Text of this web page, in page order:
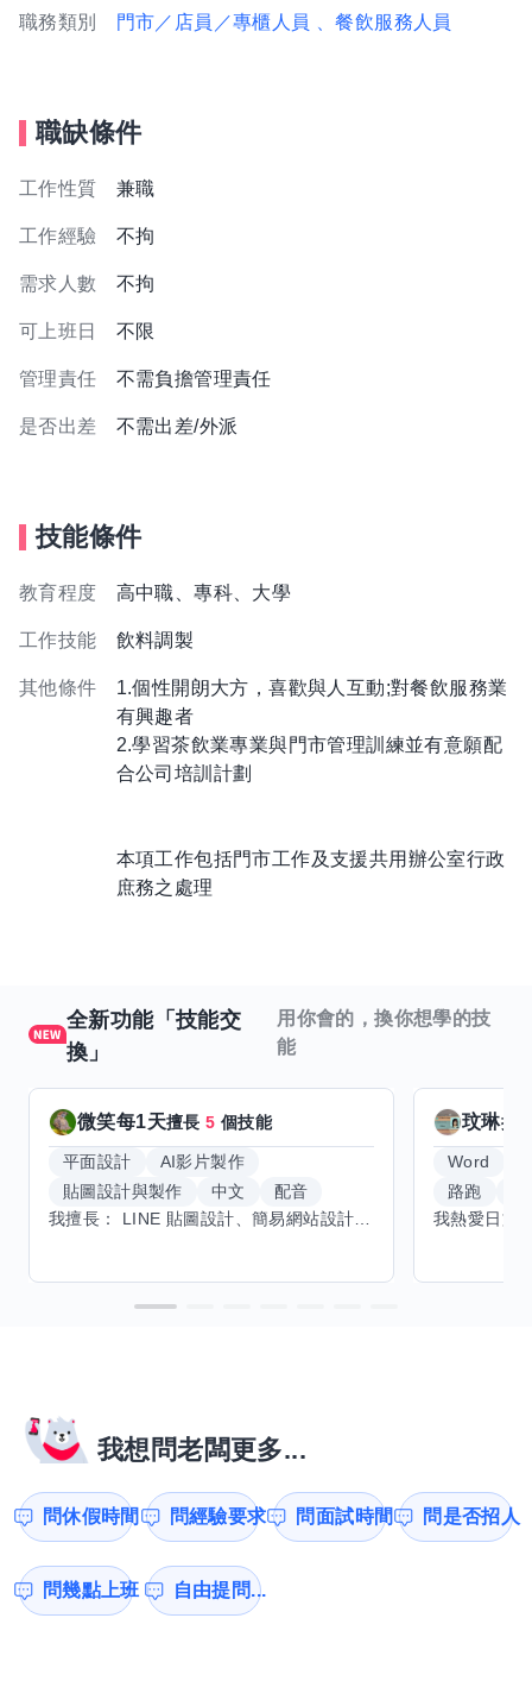
職務類別 門市／店員／專櫃人員 、餐飲服務人員
職缺條件
工作性質 兼職
工作經驗 不拘
需求人數 不拘
可上班日 不限
管理責任 不需負擔管理責任
是否出差 不需出差/外派
技能條件
教育程度 高中職、專科、大學
工作技能 飲料調製
其他條件
1.個性開朗大方，喜歡與人互動;對餐飲服務業
有興趣者
2.學習茶飲業專業與門市管理訓練並有意願配
合公司培訓計劃
本項工作包括門市工作及支援共用辦公室行政
庶務之處理
全新功能「技能交
換」
用你會的，換你想學的技
能
微笑每1天擅長5 個技能
平面設計
AI影片製作
貼圖設計與製作
中文
配音
玟琳擅
Word
路跑
我想問老闆更多...
問休假時間 問經驗要求 問面試時間 問是否招人
問幾點上班 自由提問...